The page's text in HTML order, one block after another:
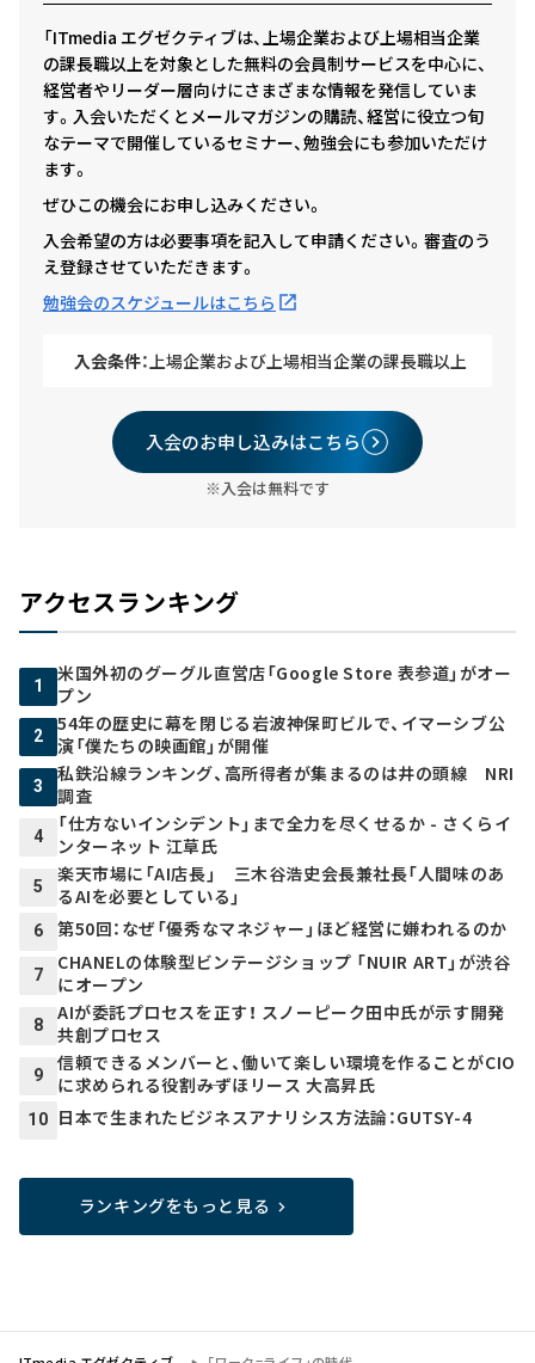
「ITmedia エグゼクティブは、上場企業および上場相当企業
の課長職以上を対象とした無料の会員制サービスを中心に、
経営者やリーダー層向けにさまざまな情報を発信していま
す。入会いただくとメールマガジンの購読、経営に役立つ旬
なテーマで開催しているセミナー、勉強会にも参加いただけ
ます。
ぜひこの機会にお申し込みください。
入会希望の方は必要事項を記入して申請ください。審査のう
え登録させていただきます。
勉強会のスケジュールはこちら
入会条件： 上場企業および上場相当企業の課長職以上
入会のお申し込みはこちら
※入会は無料です
アクセスランキング
1
米国外初のグーグル直営店「Google Store 表参道」がオー
プン
2
54年の歴史に幕を閉じる岩波神保町ビルで、イマーシブ公
演「僕たちの映画館」が開催
3
私鉄沿線ランキング、高所得者が集まるのは井の頭線 NRI
調査
4
「仕方ないインシデント」まで全力を尽くせるか - さくらイ
ンターネット 江草氏
5
楽天市場に「AI店長」 三木谷浩史会長兼社長「人間味のあ
るAIを必要としている」
6 第50回：なぜ「優秀なマネジャー」ほど経営に嫌われるのか
7
CHANELの体験型ビンテージショップ 「NUIR ART」が渋谷
にオープン
8
AIが委託プロセスを正す！ スノーピーク田中氏が示す開発
共創プロセス
9
信頼できるメンバーと、働いて楽しい環境を作ることがCIO
に求められる役割――みずほリース 大高昇氏
10 日本で生まれたビジネスアナリシス方法論：GUTSY-4
ランキングをもっと見る